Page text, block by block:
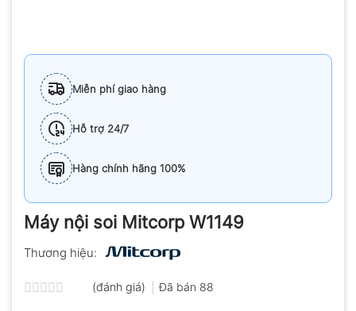
Miễn phí giao hàng
Hỗ trợ 24/7
Hàng chính hãng 100%
Máy nội soi Mitcorp W1149
Thương hiệu:
(đánh giá) Đã bán 88